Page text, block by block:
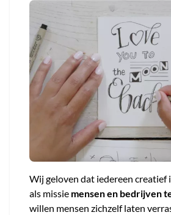
Wij geloven dat iedereen creatief
als missie mensen en bedrijven
willen mensen zichzelf laten